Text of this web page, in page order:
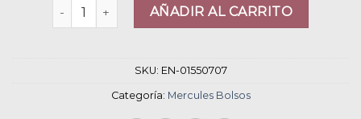
mercules bolsos cantidadAÑADIR AL CARRITO
SKU: EN-01550707
Categoría: Mercules Bolsos